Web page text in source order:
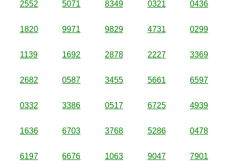
2552 5071 8349 0321 0436
1820 9971 9829 4731 0299
1139 1692 2878 2227 3369
2682 0587 3455 5661 6597
0332 3386 0517 6725 4939
1636 6703 3768 5286 0478
6197 6676 1063 9047 7901